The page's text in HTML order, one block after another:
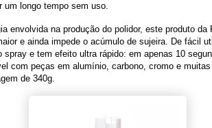
um longo tempo sem uso.
envolvida na produção do polidor, este produto da
e ainda impede o acúmulo de sujeira. De fácil
spray e tem efeito ultra rápido: em apenas 10
com peças em alumínio, carbono, cromo e
de 340g.